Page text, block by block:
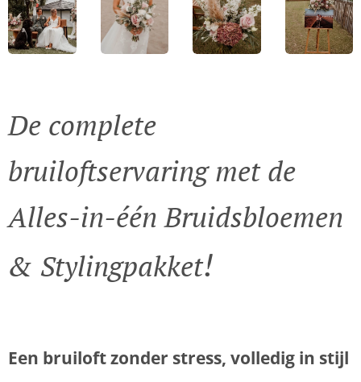
De complete
bruiloftservaring met de
Alles-in-één Bruidsbloemen
& Stylingpakket!
Een bruiloft zonder stress, volledig in stijl